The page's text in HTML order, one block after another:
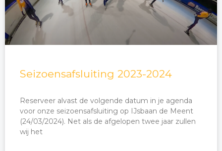
Seizoensafsluiting 2023-2024
Reserveer alvast de volgende datum in je agenda
voor onze seizoensafsluiting op IJsbaan de Meent
(24/03/2024). Net als de afgelopen twee jaar zullen
wij het